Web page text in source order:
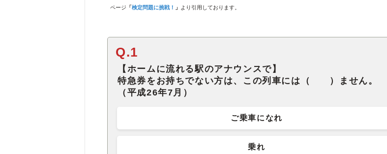
ページ 「検定問題に挑戦！ 」 より引用しております。
Q.1
【ホームに流れる駅のアナウンスで】
特急券をお持ちでない方は、この列車には（ ）ません。
（平成26年7月）
ご乗車になれ
乗れ